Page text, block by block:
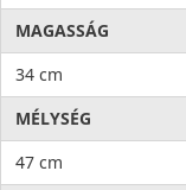
MAGASSÁG
34 cm
MÉLYSÉG
47 cm